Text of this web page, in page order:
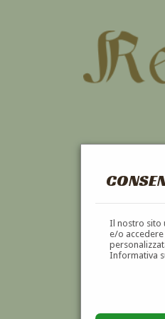
Il nostro sito
e/o
Informativa